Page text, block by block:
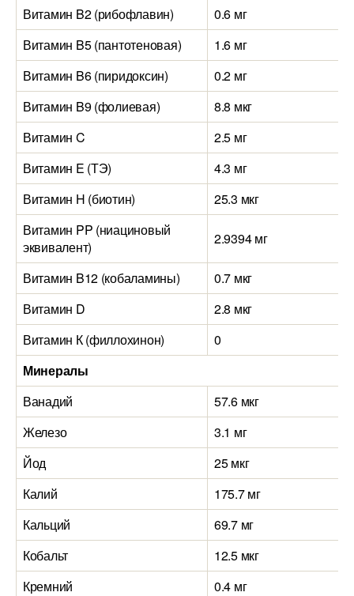
Витамин B2 (рибофлавин)
0.6 мг
Витамин B5 (пантотеновая)
1.6 мг
Витамин B6 (пиридоксин)
0.2 мг
Витамин B9 (фолиевая)
8.8 мкг
Витамин C
2.5 мг
Витамин E (ТЭ)
4.3 мг
Витамин H (биотин)
25.3 мкг
Витамин PP (ниациновый
эквивалент)
2.9394 мг
Витамин B12 (кобаламины)
0.7 мкг
Витамин D
2.8 мкг
Витамин К (филлохинон)
0
Минералы
Ванадий
57.6 мкг
Железо
3.1 мг
Йод
25 мкг
Калий
175.7 мг
Кальций
69.7 мг
Кобальт
12.5 мкг
Кремний
0.4 мг